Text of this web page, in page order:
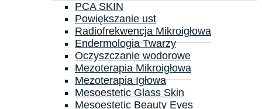
PCA SKIN
Powiększanie ust
Radiofrekwencja Mikroigłowa
Endermologia Twarzy
Oczyszczanie wodorowe
Mezoterapia Mikroigłowa
Mezoterapia Igłowa
Mesoestetic Glass Skin
Mesoestetic Beauty Eyes